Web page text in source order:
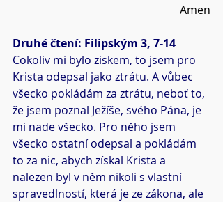
Amen
Druhé čtení: Filipským 3, 7-14
Cokoliv mi bylo ziskem, to jsem pro
Krista odepsal jako ztrátu. A vůbec
všecko pokládám za ztrátu, neboť to,
že jsem poznal Ježíše, svého Pána, je
mi nade všecko. Pro něho jsem
všecko ostatní odepsal a pokládám
to za nic, abych získal Krista a
nalezen byl v něm nikoli s vlastní
spravedlností, která je ze zákona, ale